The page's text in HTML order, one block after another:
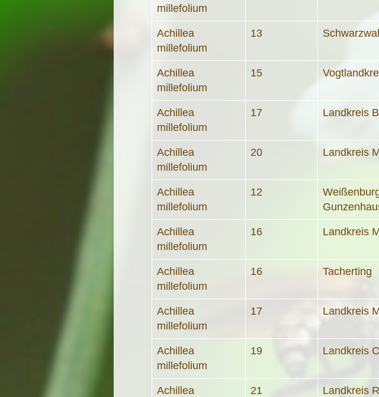
millefolium
Achillea
millefolium
13
Achillea
millefolium
15
Achillea
millefolium
17 Landkreis
Achillea
millefolium
20 Landkreis
Achillea
millefolium
12
Achillea
millefolium
16 Landkreis
Achillea
millefolium
16 Tacherting
Achillea
millefolium
17 Landkreis
Achillea
millefolium
19 Landkreis
Achillea
21
Landkreis